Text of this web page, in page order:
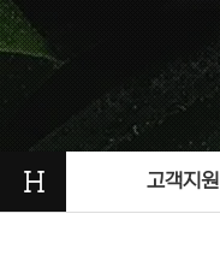
H 고객지원